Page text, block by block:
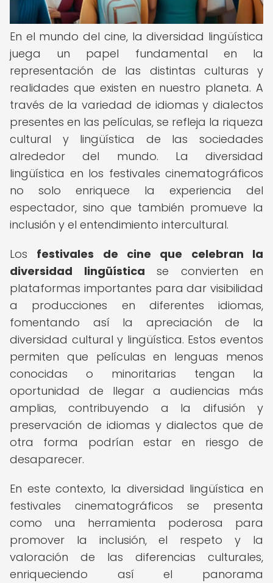
En el mundo del cine, la diversidad lingüística
juega un papel fundamental en la
representación de las distintas culturas y
realidades que existen en nuestro planeta. A
través de la variedad de idiomas y dialectos
presentes en las películas, se refleja la riqueza
cultural y lingüística de las sociedades
alrededor del mundo. La diversidad
lingüística en los festivales cinematográficos
no solo enriquece la experiencia del
espectador, sino que también promueve la
inclusión y el entendimiento intercultural.
Los festivales de cine que celebran la
diversidad lingüística se convierten en
plataformas importantes para dar visibilidad
a producciones en diferentes idiomas,
fomentando así la apreciación de la
diversidad cultural y lingüística. Estos eventos
permiten que películas en lenguas menos
conocidas o minoritarias tengan la
oportunidad de llegar a audiencias más
amplias, contribuyendo a la difusión y
preservación de idiomas y dialectos que de
otra forma podrían estar en riesgo de
desaparecer.
En este contexto, la diversidad lingüística en
festivales cinematográficos se presenta
como una herramienta poderosa para
promover la inclusión, el respeto y la
valoración de las diferencias culturales,
enriqueciendo así el panorama